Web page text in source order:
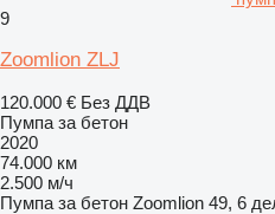
9
Zoomlion ZLJ
120.000 € Без ДДВ
Пумпа за бетон
2020
74.000 км
2.500 м/ч
Пумпа за бетон Zoomlion 49, 6